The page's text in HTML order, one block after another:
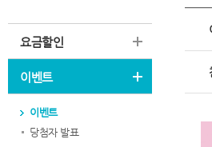
요금할인
이벤트
이벤트
당첨자 발표